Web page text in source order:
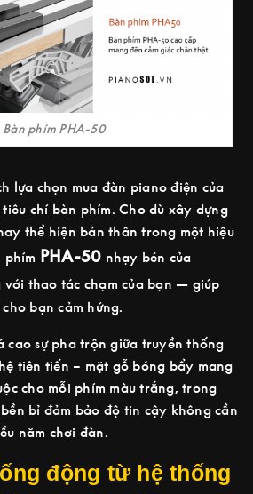
Bàn phím PHA-50
lựa chọn mua đàn piano điện của
chí bàn phím. Cho dù xây dựng
thể hiện bản thân trong một hiệu
phím PHA-50 nhạy bén của
với thao tác chạm của bạn — giúp
bạn cảm hứng.
cao sự pha trộn giữa truyền thống
tiên tiến – mặt gỗ bóng bẩy mang
cho mỗi phím màu trắng, trong
bỉ đảm bảo độ tin cậy không cần
năm chơi đàn.
động từ hệ thống